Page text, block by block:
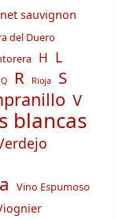
sauvignon
del Duero
H L
Q R Rioja S
V
blancas
Vino Espumoso